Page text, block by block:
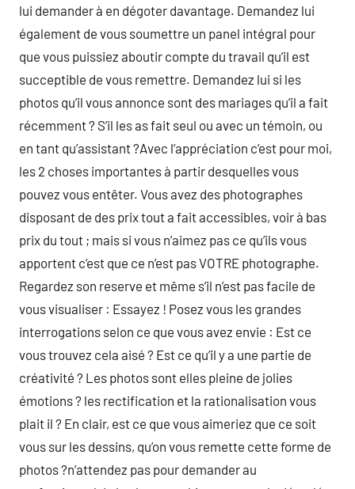
lui demander à en dégoter davantage. Demandez lui
également de vous soumettre un panel intégral pour
que vous puissiez aboutir compte du travail qu’il est
succeptible de vous remettre. Demandez lui si les
photos qu’il vous annonce sont des mariages qu’il a fait
récemment ? S’il les as fait seul ou avec un témoin, ou
en tant qu’assistant ?Avec l’appréciation c’est pour moi,
les 2 choses importantes à partir desquelles vous
pouvez vous entêter. Vous avez des photographes
disposant de des prix tout a fait accessibles, voir à bas
prix du tout ; mais si vous n’aimez pas ce qu’ils vous
apportent c’est que ce n’est pas VOTRE photographe.
Regardez son reserve et même s’il n’est pas facile de
vous visualiser : Essayez ! Posez vous les grandes
interrogations selon ce que vous avez envie : Est ce
vous trouvez cela aisé ? Est ce qu’il y a une partie de
créativité ? Les photos sont elles pleine de jolies
émotions ? les rectification et la rationalisation vous
plait il ? En clair, est ce que vous aimeriez que ce soit
vous sur les dessins, qu’on vous remette cette forme de
photos ?n’attendez pas pour demander au